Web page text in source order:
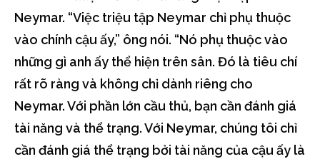
Neymar. “Việc triệu tập Neymar chỉ phụ thuộc
vào chính cậu ấy,” ông nói. “Nó phụ thuộc vào
những gì anh ấy thể hiện trên sân. Đó là tiêu chí
rất rõ ràng và không chỉ dành riêng cho
Neymar. Với phần lớn cầu thủ, bạn cần đánh giá
tài năng và thể trạng. Với Neymar, chúng tôi chỉ
cần đánh giá thể trạng bởi tài năng của cậu ấy là